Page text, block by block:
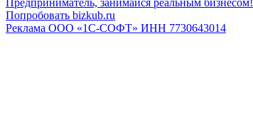
Попробовать bizkub.ru
Реклама ООО «1С-СОФТ» ИНН 7730643014